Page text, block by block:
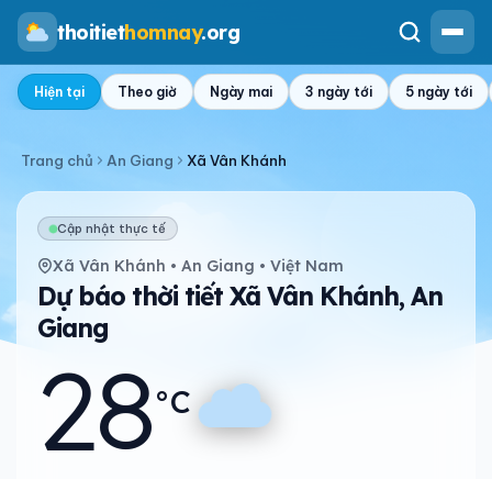
thoitiethomnay.org
Hiện tại Theo giờ Ngày mai 3 ngày tới 5 ngày tới
Trang chủ An Giang Xã Vân Khánh
Cập nhật thực tế
Xã Vân Khánh • An Giang • Việt Nam
Dự báo thời tiết Xã Vân Khánh, An
Giang
28°C